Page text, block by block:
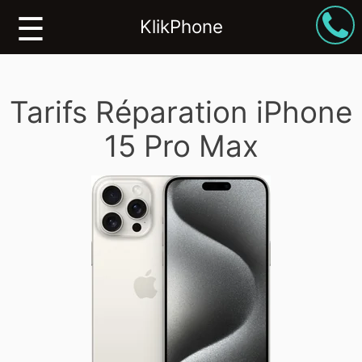
☰ KlikPhone
iPad
Mac
Smartphone
Formations
Boutique
Tarifs Réparation iPhone
15 Pro Max